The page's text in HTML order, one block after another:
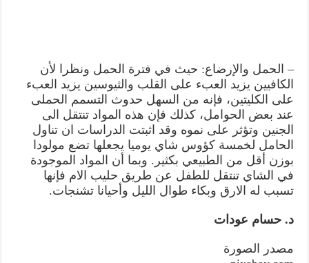
– الحمل والإرضاع: حيث في فترة الحمل ونظرا لأن
الكافيين يزيد العبء على القلب والثيوسين يزيد العبء
على الكليتين، فإنه من السهل حدوث التسمم الحملی
عند بعض الحوامل، كذلك فإن هذه المواد تنتقل الى
الجنين وتؤثر على نموه وقد اثبتت الدراسات ان تناول
الحامل لخمسة كؤوس شاي يوميا يجعلها تضع مولودا
بوزن أقل من الطبيعي بكثير. وبما أن المواد الموجودة
في الشاي تنتقل للطفل عن طريق حليب الام فإنها
تسبب له الارق وبكاء طوال الليل وأحيانا تشنجات.
د. حسام عودات
مصدر الصورة